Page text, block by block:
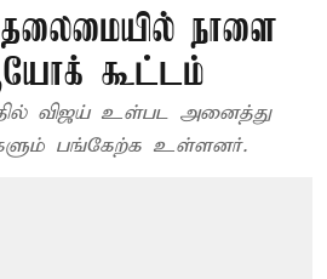
தலைமையில் நாளை
ஆயோக் கூட்டம்
பங்கேற்க உள்ளனர்.